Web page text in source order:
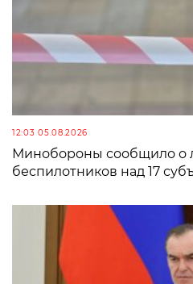
12:03 05.08.2026
Минобороны сообщило о
беспилотников над 17